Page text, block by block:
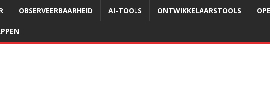
OBSERVEERBAARHEID AI-TOOLS ONTWIKKELAARSTOOLS